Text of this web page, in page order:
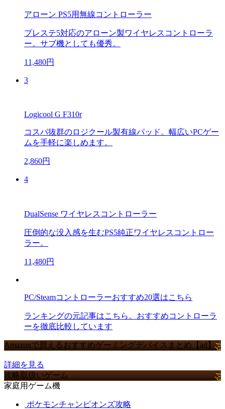
アローン PS5用無線コントローラー
プレステ5対応のアローン製ワイヤレスコントローラ
ー。サブ機としても優秀。
11,480円
3
Logicool G F310r
コスパ抜群のロジクール製有線パッド。幅広いPCゲー
ムを手軽に楽しめます。
2,860円
4
DualSense ワイヤレスコントローラー
圧倒的な没入感を生むPS5純正ワイヤレスコントロー
ラー。
11,480円
PC/Steamコントローラーおすすめ20選はこちら
ランキングの元記事はこちら。おすすめコントローラ
ーを徹底比較しています
Amazonで買えるおすすめゲーミングデバイスまとめ【ad】
詳細を見る
攻略取扱いゲーム
家庭用ゲーム機
ポケモンチャンピオンズ攻略